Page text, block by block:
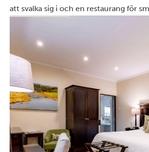
att svalka sig i och en restaurang för